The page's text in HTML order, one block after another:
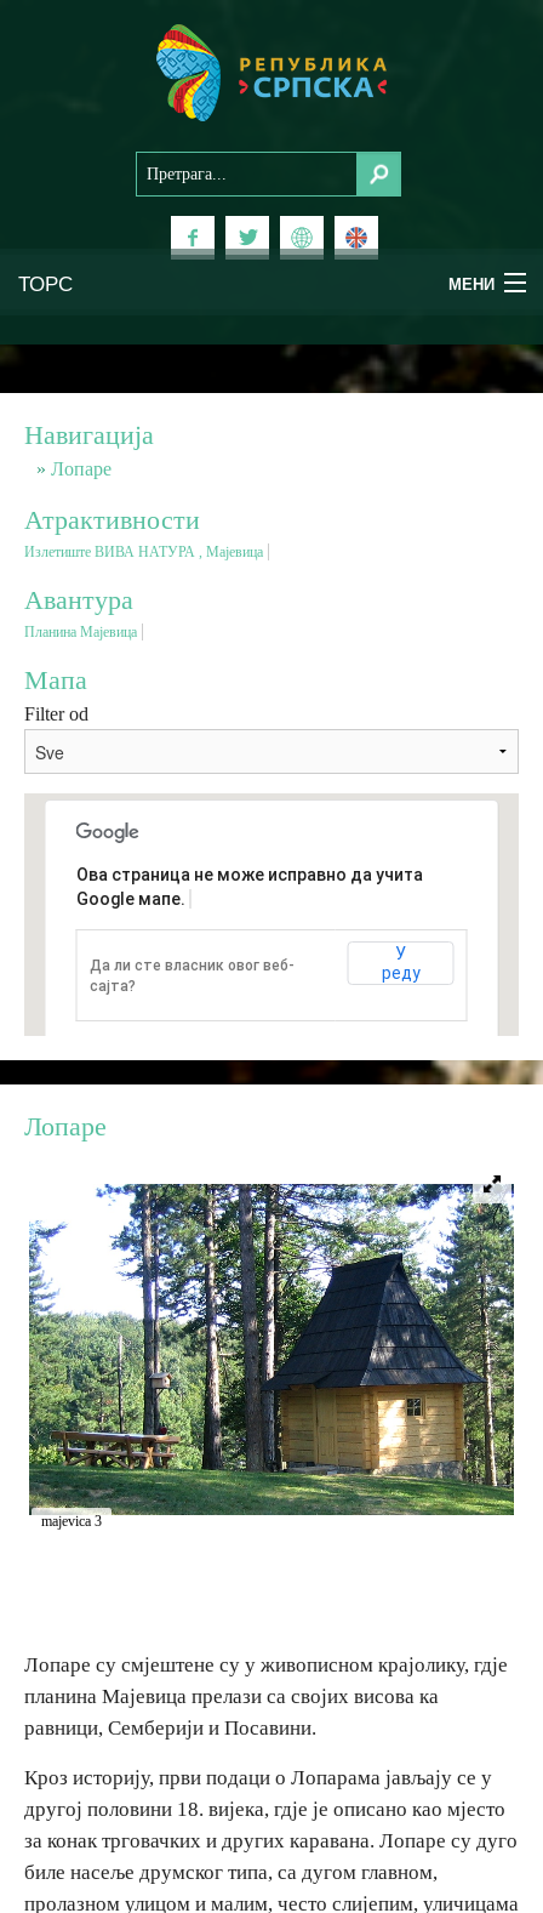
ТОРС МЕНИ
Планински туризам
Бањски туризам
Вјерски туризам
Авантура
Еко туризам
Гастрономија
Сеоски туризам
Омладински туризам
Списак дестинација
Мапа дестинација
Манифестације
Смјештај
Мултимедија
Фото
E-Brochure
Откриј Српску
Навигација
Лопаре
Атрактивности
Излетиште ВИВА НАТУРА , Мајевица
Авантура
Планина Мајевица
Мапа
Filter od
Ова страница не може исправно да учита
Google мапе.
Да ли сте власник овог веб-
сајта?
У
реду
Лопаре
majevica 3
Лопаре су смјештене су у живописном крајолику, гдје
планина Мајевица прелази са својих висова ка
равници, Семберији и Посавини.
Кроз историју, први подаци о Лопарама јављају се у
другој половини 18. вијека, гдје је описано као мјесто
за конак трговачких и других каравана. Лопаре су дуго
биле насеље друмског типа, са дугом главном,
пролазном улицом и малим, често слијепим, уличицама